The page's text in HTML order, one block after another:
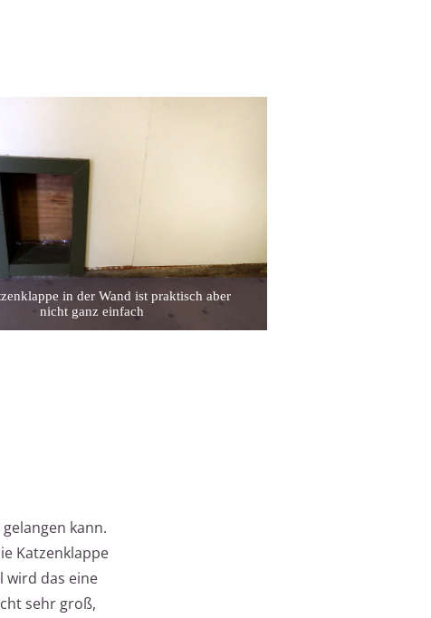
in der Wand ist praktisch aber
nicht ganz einfach
kann.
Katzenklappe
wird das eine
sehr groß,